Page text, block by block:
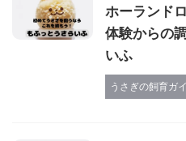
ホーランド
体験からの
いふ
うさぎの飼育ガ